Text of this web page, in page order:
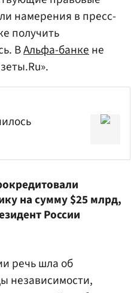
намерения в пресс-
получить
ВАльфа-банкене
на сумму $25 млрд,
России
речь шла об
независимости,